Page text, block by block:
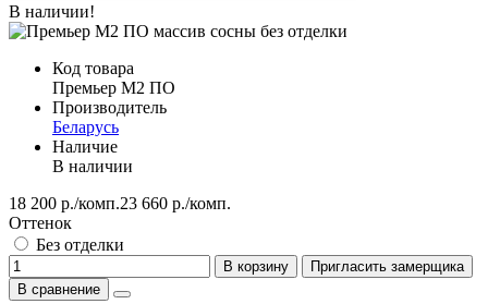
В наличии!
Код товара
Премьер М2 ПО
Производитель
Беларусь
Наличие
В наличии
18 200 р./комп.23 660 р./комп.
Оттенок
Без отделки
В корзину
Пригласить замерщика
В сравнение